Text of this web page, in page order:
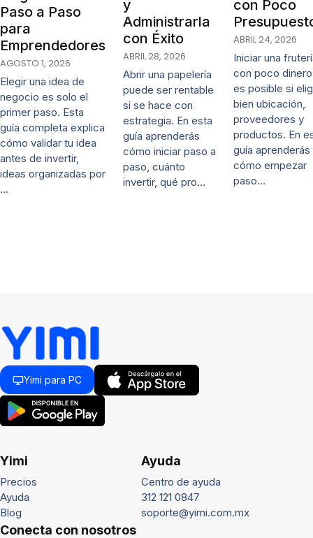
Paso a Paso
para
Emprendedores
AGOSTO 1, 2026
Elegir una idea de
negocio es solo el
primer paso. Esta
guía completa explica
cómo validar tu idea
antes de invertir,
ideas organizadas por
…
y
Administrarla
con Éxito
ABRIL 28, 2026
Abrir una papelería
puede ser rentable
si se hace con
estrategia. En esta
guía aprenderás
cómo iniciar paso a
paso, cuánto
invertir, qué pro…
con Poco
ABRIL 24, 2026
Iniciar una
con poco dinero
es posible si
bien ubicación,
proveedores y
productos. En
guía aprenderás
cómo empezar
paso…
Yimi para PC
Yimi
Precios
Ayuda
Blog
Ayuda
Centro de ayuda
312 121 0847
soporte@yimi.com.mx
Conecta con nosotros